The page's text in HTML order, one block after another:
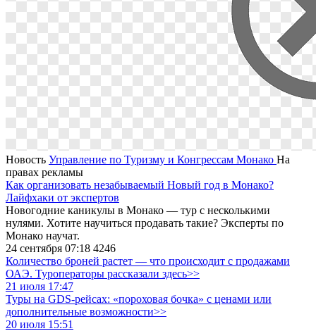
Новость Управление по Туризму и Конгрессам Монако На
правах рекламы
Как организовать незабываемый Новый год в Монако?
Лайфхаки от экспертов
Новогодние каникулы в Монако — тур с несколькими
нулями. Хотите научиться продавать такие? Эксперты по
Монако научат.
24 сентября 07:18 4246
Количество броней растет — что происходит с продажами
ОАЭ. Туроператоры рассказали здесь>>
21 июля 17:47
Туры на GDS-рейсах: «пороховая бочка» с ценами или
дополнительные возможности>>
20 июля 15:51